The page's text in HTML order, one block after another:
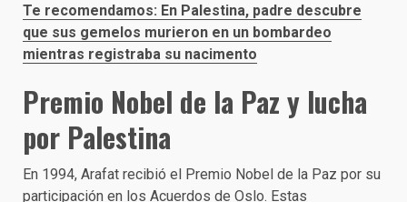
Te recomendamos: En Palestina, padre descubre
que sus gemelos murieron en un bombardeo
mientras registraba su nacimento
Premio Nobel de la Paz y lucha
por Palestina
En 1994, Arafat recibió el Premio Nobel de la Paz por su
participación en los Acuerdos de Oslo. Estas